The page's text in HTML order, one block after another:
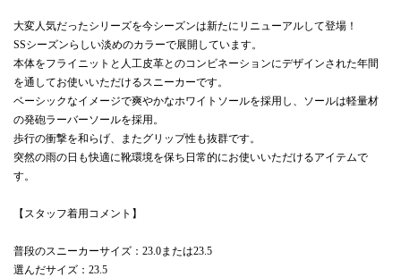
大変人気だったシリーズを今シーズンは新たにリニューアルして登場！
SSシーズンらしい淡めのカラーで展開しています。
本体をフライニットと人工皮革とのコンビネーションにデザインされた年間
を通してお使いいただけるスニーカーです。
ベーシックなイメージで爽やかなホワイトソールを採用し、ソールは軽量材
の発砲ラーバーソールを採用。
歩行の衝撃を和らげ、またグリップ性も抜群です。
突然の雨の日も快適に靴環境を保ち日常的にお使いいただけるアイテムで
す。
【スタッフ着用コメント】
普段のスニーカーサイズ：23.0または23.5
選んだサイズ：23.5